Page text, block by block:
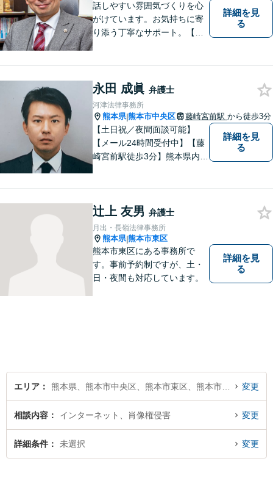
話しやすい雰囲気づくりを心
がけています。お気持ちに寄
り添う丁寧なサポート。【借
ート。企業からのご相談も承
ります【交通事故】弁護士費
用特約の利用可【夜間・休日
面談可】
詳細を見
る
永田 成眞 弁護士
河津法律事務所
熊本県|熊本市中央区 藤崎宮前駅 から徒歩3分
【土日祝／夜間面談可能】
【メール24時間受付中】【藤
崎宮前駅徒歩3分】熊本県内及
の方の契約関係トラブルまで
幅広くご相談いただいており
ます。お気軽にご相談くださ
い。
詳細を見
る
辻上 友男 弁護士
月出・長嶺法律事務所
熊本県|熊本市東区
熊本市東区にある事務所で
す。事前予約制ですが、土・
日・夜間も対応しています。
詳細を見
る
エリア 変更
相談内容 インターネット、肖像権侵害 変更
詳細条件 未選択 変更